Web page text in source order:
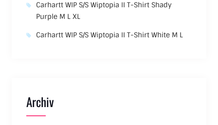
Carhartt WIP S/S Wiptopia II T-Shirt Shady
Purple M L XL
Carhartt WIP S/S Wiptopia II T-Shirt White M L
Archiv